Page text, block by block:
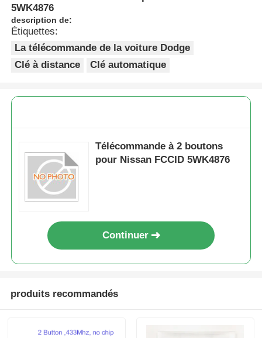
5WK4876
description de:
Étiquettes:
La télécommande de la voiture Dodge
Clé à distance
Clé automatique
Télécommande à 2 boutons
pour Nissan FCCID 5WK4876
Continuer
produits recommandés